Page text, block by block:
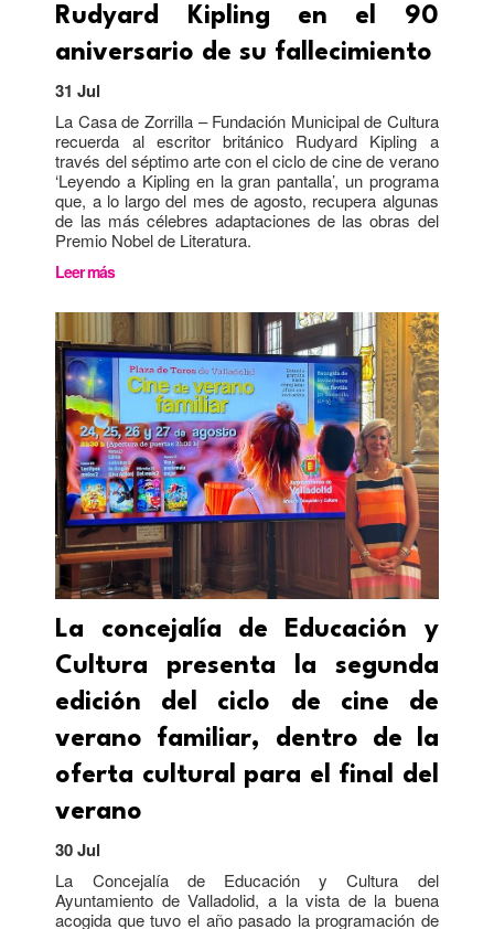
Rudyard Kipling en el 90
aniversario de su fallecimiento
31 Jul
La Casa de Zorrilla – Fundación Municipal de Cultura
recuerda al escritor británico Rudyard Kipling a
través del séptimo arte con el ciclo de cine de verano
‘Leyendo a Kipling en la gran pantalla’, un programa
que, a lo largo del mes de agosto, recupera algunas
de las más célebres adaptaciones de las obras del
Premio Nobel de Literatura.
Leer más
La concejalía de Educación y
Cultura presenta la segunda
edición del ciclo de cine de
verano familiar, dentro de la
oferta cultural para el final del
verano
30 Jul
La Concejalía de Educación y Cultura del
Ayuntamiento de Valladolid, a la vista de la buena
acogida que tuvo el año pasado la programación de